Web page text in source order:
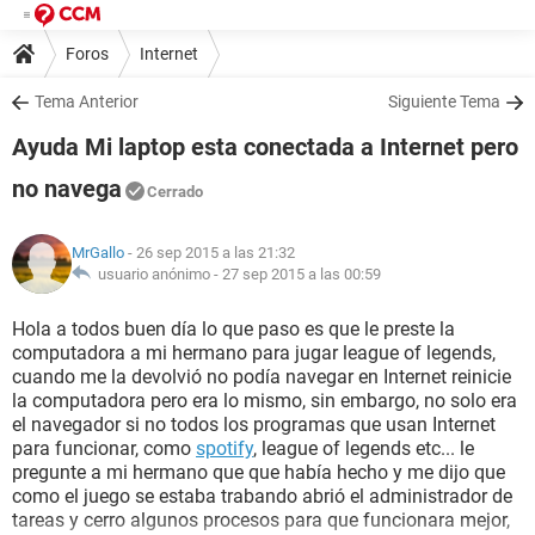
Foros Internet
Tema Anterior Siguiente Tema
Ayuda Mi laptop esta conectada a Internet pero
no navega
Cerrado
MrGallo - 26 sep 2015 a las 21:32
usuario anónimo - 27 sep 2015 a las 00:59
Hola a todos buen día lo que paso es que le preste la
computadora a mi hermano para jugar league of legends,
cuando me la devolvió no podía navegar en Internet reinicie
la computadora pero era lo mismo, sin embargo, no solo era
el navegador si no todos los programas que usan Internet
para funcionar, como spotify, league of legends etc... le
pregunte a mi hermano que que había hecho y me dijo que
como el juego se estaba trabando abrió el administrador de
tareas y cerro algunos procesos para que funcionara mejor,